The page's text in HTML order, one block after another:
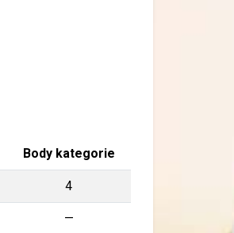
Body kategorie
4
—